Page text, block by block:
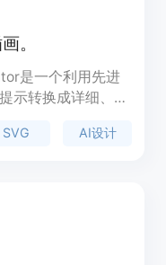
。
是一个利用先进
示转换成详细、专
法以精确和轻松的
SVG AI设计